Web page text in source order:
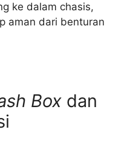
ke dalam chasis,
aman dari benturan
Box dan